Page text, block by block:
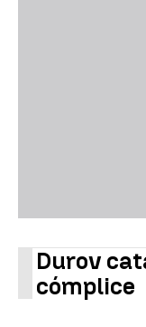
Durov
cómplice